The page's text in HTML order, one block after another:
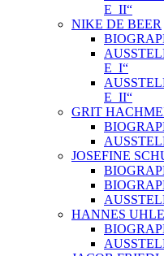
E_II“
NIKE DE BEER
E_I“
E_II“
GRIT
JOSEFINE
HANNES